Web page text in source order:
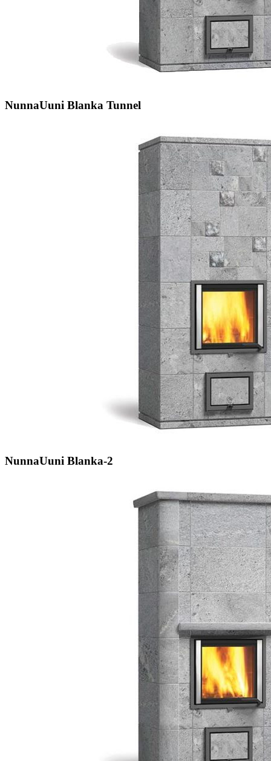
NunnaUuni Blanka Tunnel
NunnaUuni Blanka-2